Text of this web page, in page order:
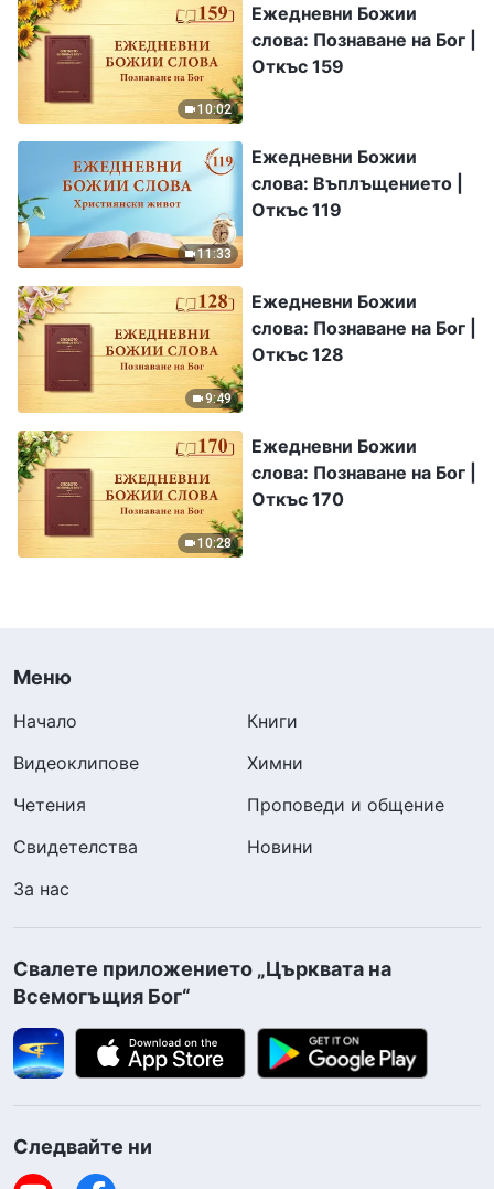
10:02
Ежедневни Божии
слова: Познаване на Бог |
Откъс 159
11:33
Ежедневни Божии
слова: Въплъщението |
Откъс 119
9:49
Ежедневни Божии
слова: Познаване на Бог |
Откъс 128
10:28
Ежедневни Божии
слова: Познаване на Бог |
Откъс 170
Меню
Начало
Книги
Видеоклипове
Химни
Четения
Проповеди и общение
Свидетелства
Новини
За нас
Свалете приложението „Църквата на
Всемогъщия Бог“
Следвайте ни